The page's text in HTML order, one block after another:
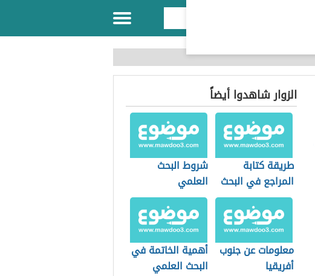
الزوار شاهدوا أيضاً
طريقة كتابة
المراجع في البحث
شروط البحث
العلمي
معلومات عن جنوب
أفريقيا
أهمية الخاتمة في
البحث العلمي